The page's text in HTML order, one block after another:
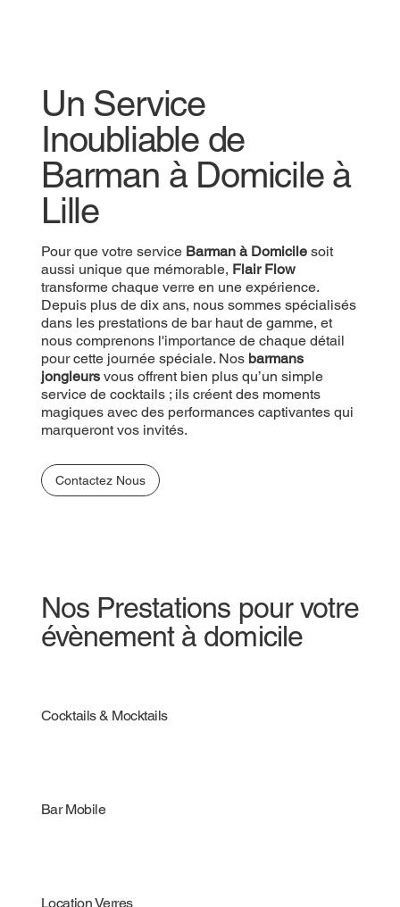
Un Service
Inoubliable de
Barman à Domicile à
Lille
Pour que votre service Barman à Domicilesoit
aussi unique que mémorable, Flair Flow
transforme chaque verre en une expérience.
Depuis plus de dix ans, nous sommes spécialisés
dans les prestations de bar haut de gamme, et
nous comprenons l'importance de chaque détail
pour cette journée spéciale. Nos barmans
jongleursvous offrent bien plus qu’un simple
service de cocktails ; ils créent des moments
magiques avec des performances captivantes qui
marqueront vos invités.
Contactez Nous
Nos Prestations pour votre
évènement à domicile
Cocktails & Mocktails
Bar Mobile
Location Verres